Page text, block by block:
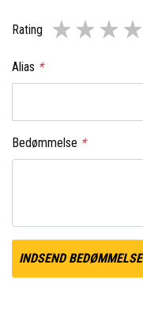
Rating
Alias *
Bedømmelse *
INDSEND BEDØMMELSE